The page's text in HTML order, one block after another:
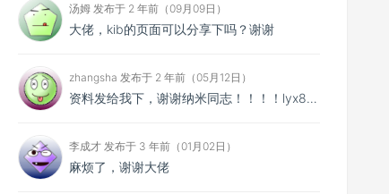
汤姆 发布于 2 年前（09月09日）
大佬，kib的页面可以分享下吗？谢谢
zhangsha 发布于 2 年前（05月12日）
资料发给我下，谢谢纳米同志！！！！lyx895@qq.com
李成才 发布于 3 年前（01月02日）
麻烦了，谢谢大佬